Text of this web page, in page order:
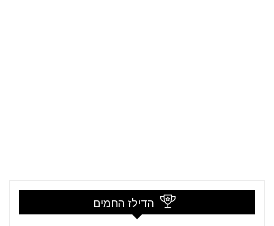
הדילז החמים